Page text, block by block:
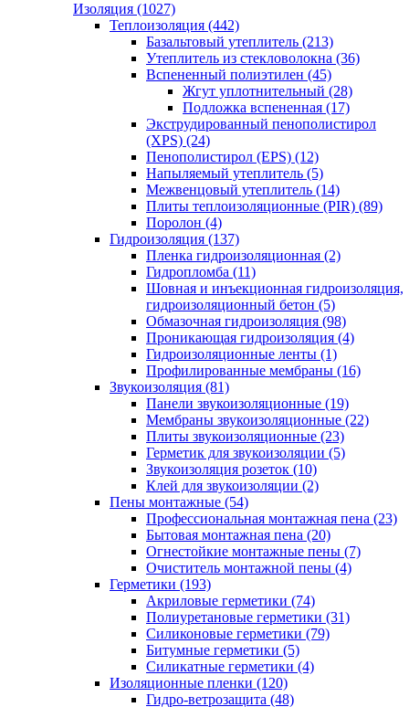
Изоляция (1027)
Теплоизоляция (442)
Базальтовый утеплитель (213)
Утеплитель из стекловолокна (36)
Вспененный полиэтилен (45)
Жгут уплотнительный (28)
Подложка вспененная (17)
Экструдированный пенополистирол
(XPS) (24)
Пенополистирол (EPS) (12)
Напыляемый утеплитель (5)
Межвенцовый утеплитель (14)
Плиты теплоизоляционные (PIR) (89)
Поролон (4)
Гидроизоляция (137)
Пленка гидроизоляционная (2)
Гидропломба (11)
Шовная и инъекционная гидроизоляция,
гидроизоляционный бетон (5)
Обмазочная гидроизоляция (98)
Проникающая гидроизоляция (4)
Гидроизоляционные ленты (1)
Профилированные мембраны (16)
Звукоизоляция (81)
Панели звукоизоляционные (19)
Мембраны звукоизоляционные (22)
Плиты звукоизоляционные (23)
Герметик для звукоизоляции (5)
Звукоизоляция розеток (10)
Клей для звукоизоляции (2)
Пены монтажные (54)
Профессиональная монтажная пена (23)
Бытовая монтажная пена (20)
Огнестойкие монтажные пены (7)
Очиститель монтажной пены (4)
Герметики (193)
Акриловые герметики (74)
Полиуретановые герметики (31)
Силиконовые герметики (79)
Битумные герметики (5)
Силикатные герметики (4)
Изоляционные пленки (120)
Гидро-ветрозащита (48)